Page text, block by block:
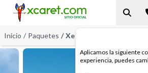
Aplicamos la siguiente
experiencia, puedes
Inicio / Paquetes / Xel-Ha - Xenotes